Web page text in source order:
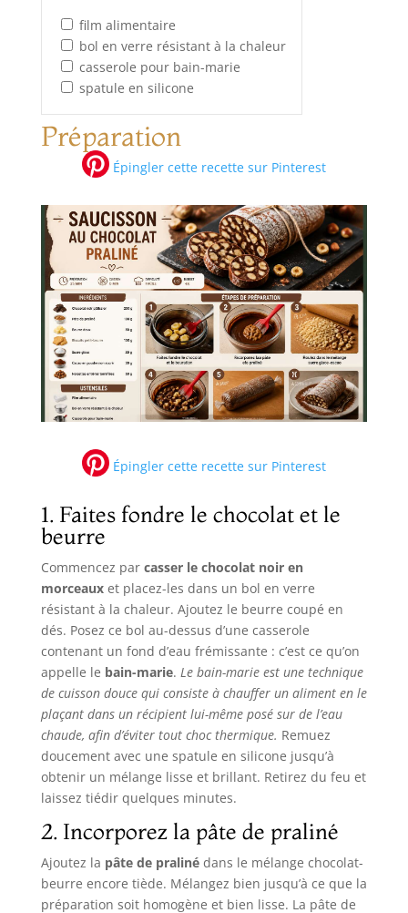
film alimentaire
bol en verre résistant à la chaleur
casserole pour bain-marie
spatule en silicone
Préparation
Épingler cette recette sur Pinterest
Épingler cette recette sur Pinterest
1. Faites fondre le chocolat et le
beurre
Commencez par casser le chocolat noir en
morceauxet placez-les dans un bol en verre
résistant à la chaleur. Ajoutez le beurre coupé en
dés. Posez ce bol au-dessus d’une casserole
contenant un fond d’eau frémissante : c’est ce qu’on
appelle le bain-marie. Le bain-marie est une technique
de cuisson douce qui consiste à chauffer un aliment en le
plaçant dans un récipient lui-même posé sur de l’eau
chaude, afin d’éviter tout choc thermique. Remuez
doucement avec une spatule en silicone jusqu’à
obtenir un mélange lisse et brillant. Retirez du feu et
laissez tiédir quelques minutes.
2. Incorporez la pâte de praliné
Ajoutez la pâte de pralinédans le mélange chocolat-
beurre encore tiède. Mélangez bien jusqu’à ce que la
préparation soit homogène et bien lisse. La pâte de